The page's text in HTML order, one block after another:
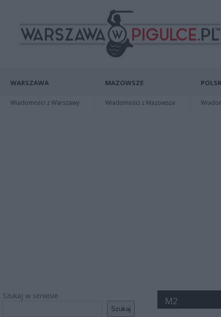
WARSZAWA
Wiadomości z Warszawy
MAZOWSZE
Wiadomości z Mazowsza
Szukaj w serwisie
Szukaj
M2